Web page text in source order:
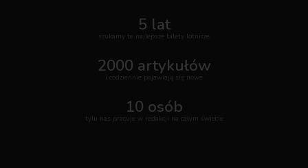
5 lat
szukamy te najlepsze bilety lotnicze
2000 artykułów
i codziennie pojawiają się nowe
10 osób
tylu nas pracuje w redakcji na całym świecie